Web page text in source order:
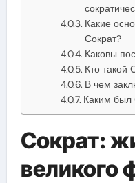
Какие
Сократ?
Каковы
Кто такой
В чем
Каким был
Сократ:
великого